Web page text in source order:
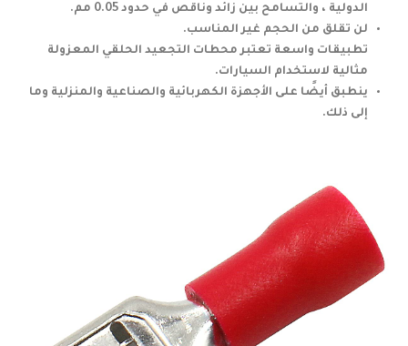
الدولية ، والتسامح بين زائد وناقص في حدود 0.05 مم.
لن تقلق من الحجم غير المناسب.
تطبيقات واسعة تعتبر محطات التجعيد الحلقي المعزولة
مثالية لاستخدام السيارات.
ينطبق أيضًا على الأجهزة الكهربائية والصناعية والمنزلية وما
إلى ذلك.